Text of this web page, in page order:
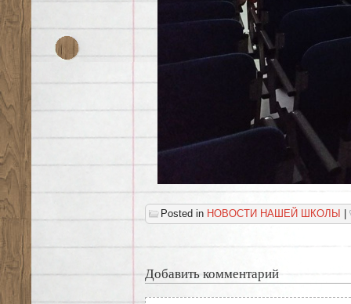
Posted in НОВОСТИ НАШЕЙ ШКОЛЫ |
Добавить комментарий